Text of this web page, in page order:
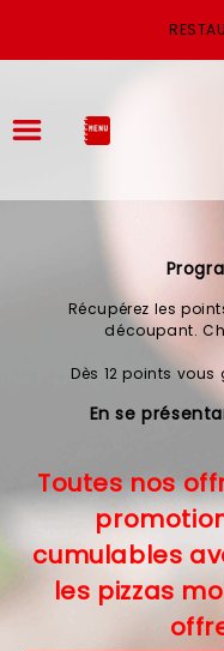
LA CARTE
VOTRE COMPTE
VOS AVIS
MENTIONS LÉGALES
C.G.V
PROTECTION DES
Récupérez les
découpant.
Dès 12 points
En se
Toutes nos
cumulables
les pizzas